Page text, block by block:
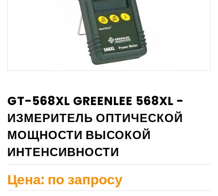
GT-568XL GREENLEE 568XL -
ИЗМЕРИТЕЛЬ ОПТИЧЕСКОЙ
МОЩНОСТИ ВЫСОКОЙ
ИНТЕНСИВНОСТИ
Цена: по запросу